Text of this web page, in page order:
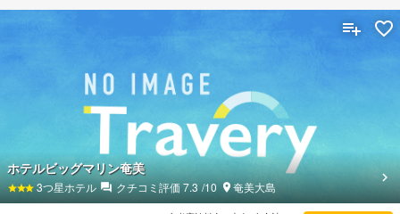
る。名瀬新港のフェリーターミナルから車で約5分。奄美大島空港から約30km、車で約50分。
ホテルビッグマリン奄美
3つ星ホテル クチコミ評価7.3 /10 奄美大島